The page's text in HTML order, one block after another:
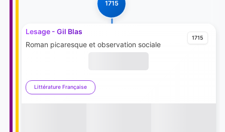
1715
1715
Lesage - Gil Blas
Roman picaresque et observation sociale
Littérature Française